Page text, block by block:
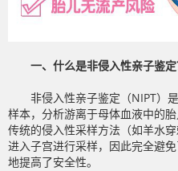
一、什么是非侵入性亲子鉴定
非侵入性亲子鉴定（NIPT）是
样本，分析游离于母体血液中的
传统的侵入性采样方法（如羊水
进入子宫进行采样，因此完全避
地提高了安全性。